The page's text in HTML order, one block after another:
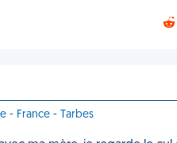
- France - Tarbes